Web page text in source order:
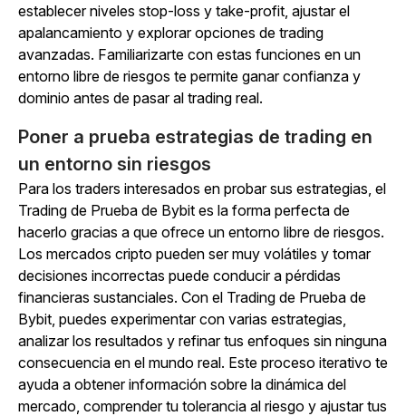
establecer niveles stop-loss y take-profit, ajustar el
apalancamiento y explorar opciones de trading
avanzadas. Familiarizarte con estas funciones en un
entorno libre de riesgos te permite ganar confianza y
dominio antes de pasar al trading real.
Poner a prueba estrategias de trading en
un entorno sin riesgos
Para los traders interesados en probar sus estrategias, el
Trading de Prueba de Bybit es la forma perfecta de
hacerlo gracias a que ofrece un entorno libre de riesgos.
Los mercados cripto pueden ser muy volátiles y tomar
decisiones incorrectas puede conducir a pérdidas
financieras sustanciales. Con el Trading de Prueba de
Bybit, puedes experimentar con varias estrategias,
analizar los resultados y refinar tus enfoques sin ninguna
consecuencia en el mundo real. Este proceso iterativo te
ayuda a obtener información sobre la dinámica del
mercado, comprender tu tolerancia al riesgo y ajustar tus